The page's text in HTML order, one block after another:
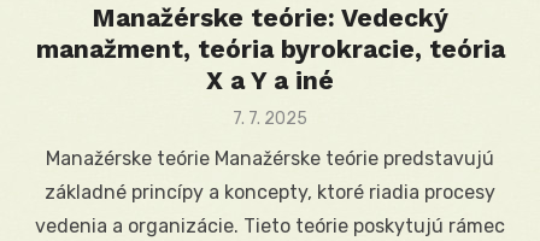
Manažérske teórie: Vedecký
manažment, teória byrokracie, teória
X a Y a iné
Posted
7. 7. 2025
Manažérske teórie Manažérske teórie predstavujú
základné princípy a koncepty, ktoré riadia procesy
vedenia a organizácie. Tieto teórie poskytujú rámec